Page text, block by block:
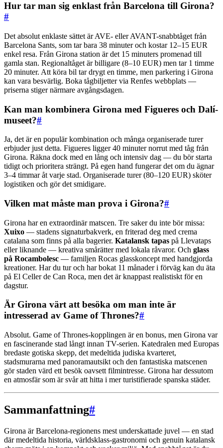
Hur tar man sig enklast från Barcelona till Girona?
#
Det absolut enklaste sättet är AVE- eller AVANT-snabbtåget från
Barcelona Sants, som tar bara 38 minuter och kostar 12–15 EUR
enkel resa. Från Girona station är det 15 minuters promenad till
gamla stan. Regionaltåget är billigare (8–10 EUR) men tar 1 timme
20 minuter. Att köra bil tar drygt en timme, men parkering i Girona
kan vara besvärlig. Boka tågbiljetter via Renfes webbplats —
priserna stiger närmare avgångsdagen.
Kan man kombinera Girona med Figueres och Dalí-
museet?#
Ja, det är en populär kombination och många organiserade turer
erbjuder just detta. Figueres ligger 40 minuter norrut med tåg från
Girona. Räkna dock med en lång och intensiv dag — du bör starta
tidigt och prioritera strängt. På egen hand fungerar det om du ägnar
3–4 timmar åt varje stad. Organiserade turer (80–120 EUR) sköter
logistiken och gör det smidigare.
Vilken mat måste man prova i Girona?#
Girona har en extraordinär matscen. Tre saker du inte bör missa:
Xuixo — stadens signaturbakverk, en friterad deg med crema
catalana som finns på alla bagerier. Katalansk tapas på Llevataps
eller liknande — kreativa smårätter med lokala råvaror. Och glass
på Rocambolesc — familjen Rocas glasskoncept med handgjorda
kreationer. Har du tur och har bokat 11 månader i förväg kan du äta
på El Celler de Can Roca, men det är knappast realistiskt för en
dagstur.
Är Girona värt att besöka om man inte är
intresserad av Game of Thrones?#
Absolut. Game of Thrones-kopplingen är en bonus, men Girona var
en fascinerande stad långt innan TV-serien. Katedralen med Europas
bredaste gotiska skepp, det medeltida judiska kvarteret,
stadsmurarna med panoramautsikt och den fantastiska matscenen
gör staden värd ett besök oavsett filmintresse. Girona har dessutom
en atmosfär som är svår att hitta i mer turistifierade spanska städer.
Sammanfattning#
Girona är Barcelona-regionens mest underskattade juvel — en stad
där medeltida historia, världsklass-gastronomi och genuin katalansk